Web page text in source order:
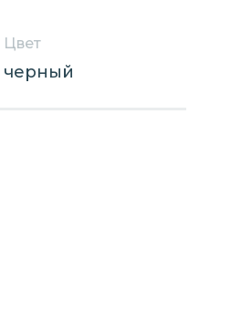
Цвет
черный